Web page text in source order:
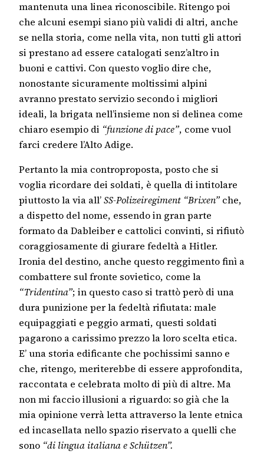
mantenuta una linea riconoscibile. Ritengo poi
che alcuni esempi siano più validi di altri, anche
se nella storia, come nella vita, non tutti gli attori
si prestano ad essere catalogati senz’altro in
buoni e cattivi. Con questo voglio dire che,
nonostante sicuramente moltissimi alpini
avranno prestato servizio secondo i migliori
ideali, la brigata nell’insieme non si delinea come
chiaro esempio di “funzione di pace”, come vuol
farci credere l’Alto Adige.
Pertanto la mia controproposta, posto che si
voglia ricordare dei soldati, è quella di intitolare
piuttosto la via all’SS-Polizeiregiment “Brixen” che,
a dispetto del nome, essendo in gran parte
formato da Dableiber e cattolici convinti, si rifiutò
coraggiosamente di giurare fedeltà a Hitler.
Ironia del destino, anche questo reggimento finì a
combattere sul fronte sovietico, come la
“Tridentina”; in questo caso si trattò però di una
dura punizione per la fedeltà rifiutata: male
equipaggiati e peggio armati, questi soldati
pagarono a carissimo prezzo la loro scelta etica.
E’ una storia edificante che pochissimi sanno e
che, ritengo, meriterebbe di essere approfondita,
raccontata e celebrata molto di più di altre. Ma
non mi faccio illusioni a riguardo: so già che la
mia opinione verrà letta attraverso la lente etnica
ed incasellata nello spazio riservato a quelli che
sono “di lingua italiana e Schützen”.